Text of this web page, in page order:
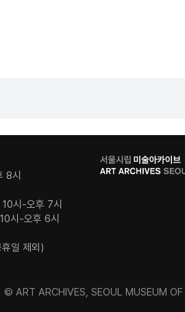
8시
시-오후 7시
시-오후 6시
일 제외)
로
고
© ART ARCHIVES, SEOUL MUSEUM